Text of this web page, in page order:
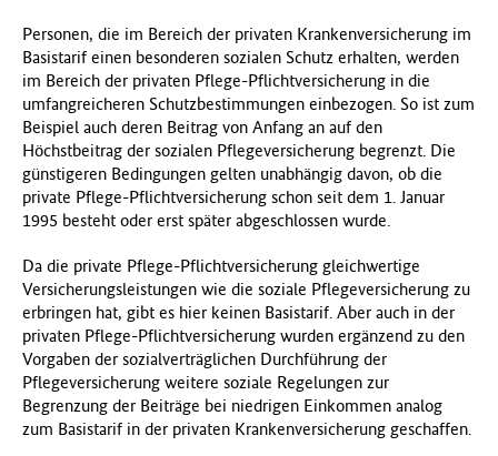
Personen, die im Bereich der privaten Krankenversicherung im
Basistarif einen besonderen sozialen Schutz erhalten, werden
im Bereich der privaten Pflege-Pflichtversicherung in die
umfangreicheren Schutzbestimmungen einbezogen. So ist zum
Beispiel auch deren Beitrag von Anfang an auf den
Höchstbeitrag der sozialen Pflegeversicherung begrenzt. Die
günstigeren Bedingungen gelten unabhängig davon, ob die
private Pflege-Pflichtversicherung schon seit dem 1. Januar
1995 besteht oder erst später abgeschlossen wurde.
Da die private Pflege-Pflichtversicherung gleichwertige
Versicherungsleistungen wie die soziale Pflegeversicherung zu
erbringen hat, gibt es hier keinen Basistarif. Aber auch in der
privaten Pflege-Pflichtversicherung wurden ergänzend zu den
Vorgaben der sozialverträglichen Durchführung der
Pflegeversicherung weitere soziale Regelungen zur
Begrenzung der Beiträge bei niedrigen Einkommen analog
zum Basistarif in der privaten Krankenversicherung geschaffen.